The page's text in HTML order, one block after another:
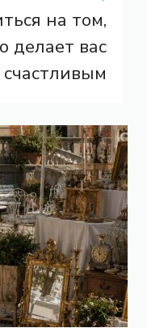
на том,
делает вас
счастливым